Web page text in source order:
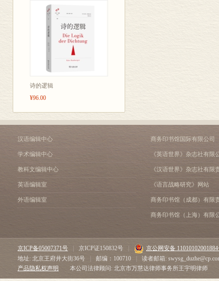
诗的逻辑
¥96.00
汉语编辑中心
学术编辑中心
教科文编辑中心
英语编辑室
外语编辑室
商务印书馆国际有限公司
《英语世界》杂志社有限
《汉语世界》杂志社有限
《语言战略研究》网站
商务印书馆（成都）有限
商务印书馆（上海）有限
京ICP备05007371号 京ICP证150832号
京公网安备
地址: 北京王府井大街36号
邮编：100710
读者邮箱:
产品隐私权声明
本公司法律顾问: 北京市万慧达律师事务所王宇明律师